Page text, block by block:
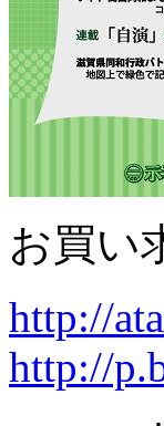
お買い
http://
http://